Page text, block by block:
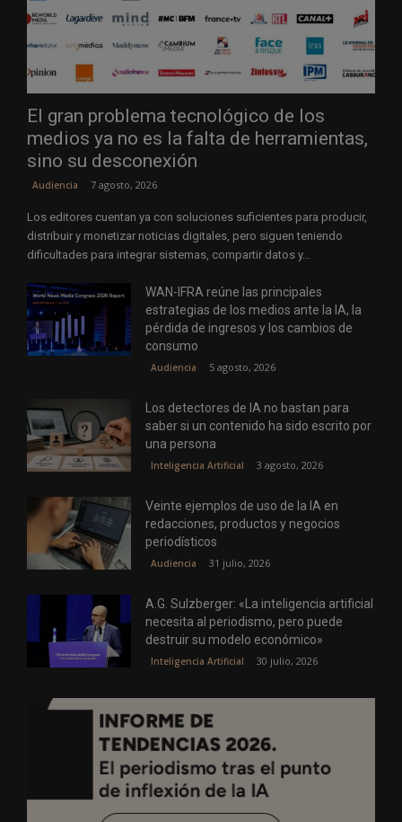
El gran problema tecnológico de los
medios ya no es la falta de herramientas,
sino su desconexión
Audiencia 7 agosto, 2026
Los editores cuentan ya con soluciones suficientes para producir,
distribuir y monetizar noticias digitales, pero siguen teniendo
dificultades para integrar sistemas, compartir datos y...
WAN-IFRA reúne las principales
estrategias de los medios ante la IA, la
pérdida de ingresos y los cambios de
consumo
Audiencia 5 agosto, 2026
Los detectores de IA no bastan para
saber si un contenido ha sido escrito por
una persona
Inteligencia Artificial 3 agosto, 2026
Veinte ejemplos de uso de la IA en
redacciones, productos y negocios
periodísticos
Audiencia 31 julio, 2026
A.G. Sulzberger: «La inteligencia artificial
necesita al periodismo, pero puede
destruir su modelo económico»
Inteligencia Artificial 30 julio, 2026